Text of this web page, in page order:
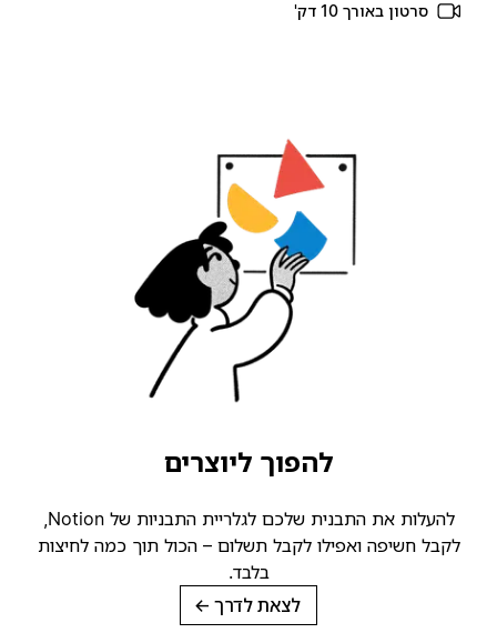
סרטון באורך 10 דק'
להפוך ליוצרים
להעלות את התבנית שלכם לגלריית התבניות של Notion,
לקבל חשיפה ואפילו לקבל תשלום – הכול תוך כמה לחיצות
בלבד.
לצאת לדרך→